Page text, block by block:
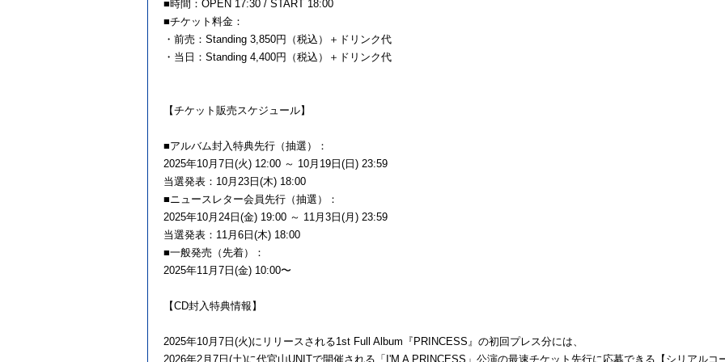
■時間：OPEN 17:30 / START 18:00
■チケット料金：
・前売：Standing 3,850円（税込）＋ドリンク代
・当日：Standing 4,400円（税込）＋ドリンク代
【チケット販売スケジュール】
■アルバム封入特典先行（抽選）：
2025年10月7日(火) 12:00 ～ 10月19日(日) 23:59
当選発表：10月23日(木) 18:00
■ニュースレター会員先行（抽選）：
2025年10月24日(金) 19:00 ～ 11月3日(月) 23:59
当選発表：11月6日(木) 18:00
■一般発売（先着）：
2025年11月7日(金) 10:00〜
【CD封入特典情報】
2025年10月7日(火)にリリースされる1st Full Album『PRINCESS』の初回プレス分には、
2026年2月7日(土)に代官山UNITで開催される「I'M A PRINCESS」公演の最速チケット先行に応募できる【シリアルコ